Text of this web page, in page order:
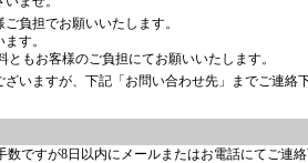
負担でお願いいたします。
す。
もお客様のご負担にてお願いいたします。
いますが、下記「お問い合わせ先」までご連絡下
ですが8日以内にメールまたはお電話にてご連絡